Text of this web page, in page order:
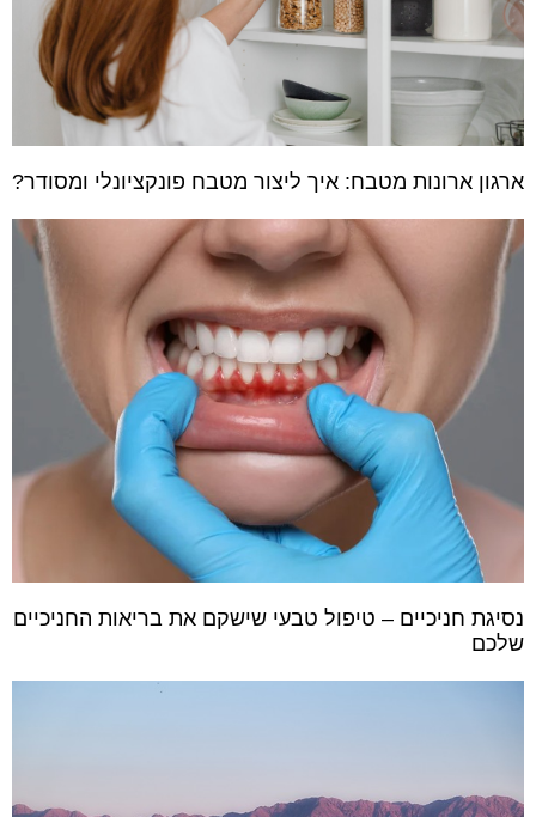
ארגון ארונות מטבח: איך ליצור מטבח פונקציונלי ומסודר?
נסיגת חניכיים – טיפול טבעי שישקם את בריאות החניכיים
שלכם